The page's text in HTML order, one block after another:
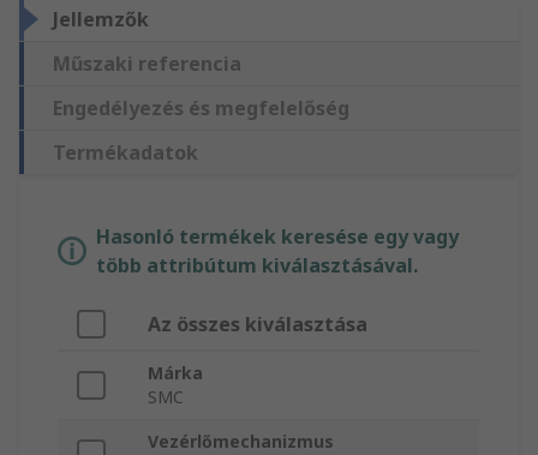
Jellemzők
Műszaki referencia
Engedélyezés és megfelelőség
Termékadatok
Hasonló termékek keresése egy vagy
több attribútum kiválasztásával.
Az összes kiválasztása
Márka
SMC
Vezérlőmechanizmus